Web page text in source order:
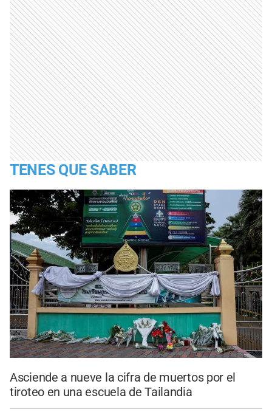
TENES QUE SABER
Asciende a nueve la cifra de muertos por el
tiroteo en una escuela de Tailandia